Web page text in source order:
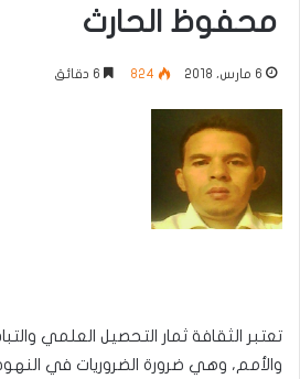
محفوظ الحارث
6 مارس، 2018 824
تعتبر الثقافة ثمار التحصيل العلمي
والأمم، وهي ضرورة الضروريات في